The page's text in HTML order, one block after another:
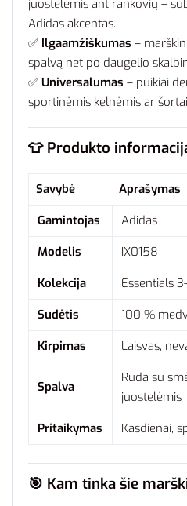
juostelėmis ant rankovių –
Adidas akcentas.
✅ Ilgaamžiškumas –
spalvą net po daugelio
✅ Universalumas – puikiai
sportinėmis kelnėmis ar
👕 Produkto
Savybė
Aprašymas
Gamintojas
Adidas
Modelis
IX0158
Kolekcija
Essentials
Sudėtis
100 %
Kirpimas
Laisvas,
Spalva
Ruda su
juostelėmis
Pritaikymas
Kasdienai,
🎯 Kam tinka šie